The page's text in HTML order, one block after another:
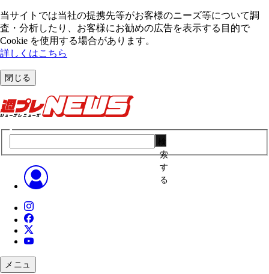
当サイトでは当社の提携先等がお客様のニーズ等について調
査・分析したり、お客様にお勧めの広告を表⽰する⽬的で
Cookie を使⽤する場合があります。
詳しくはこちら
閉じる
索
す
る
メニュ